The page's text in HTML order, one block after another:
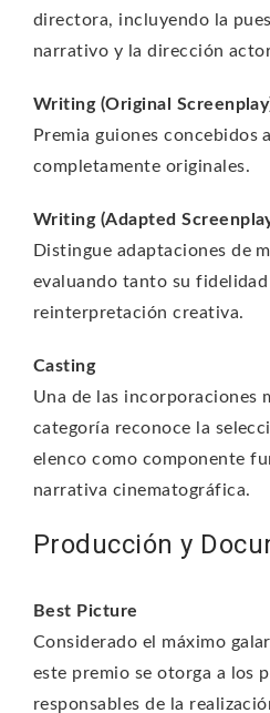
directora, incluyendo la
narrativo y la dirección
Writing (Original
Premia guiones concebidos
completamente originales.
Writing (Adapted
Distingue adaptaciones de
evaluando tanto su fidelidad
reinterpretación creativa.
Casting
Una de las incorporaciones
categoría reconoce la
elenco como componente
narrativa cinematográfica.
Producción y
Best Picture
Considerado el máximo
este premio se otorga a los
responsables de la